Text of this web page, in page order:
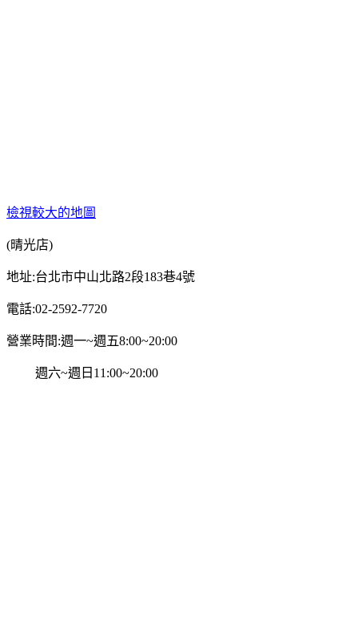
檢視較大的地圖
(晴光店)
地址:台北市中山北路2段183巷4號
電話:02-2592-7720
營業時間:週一~週五8:00~20:00
週六~週日11:00~20:00